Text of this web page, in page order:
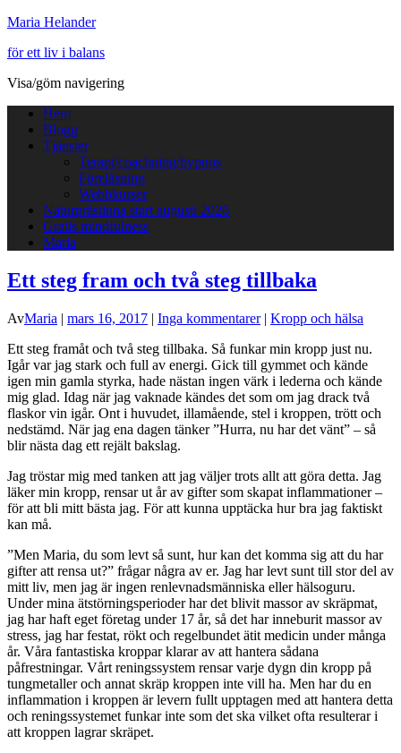
Maria Helander
för ett liv i balans
Visa/göm navigering
Hem
Blogg
Tjänster
Terapi/coachning/hypnos
Föreläsning
Webbkurser
Naturprästinna start augusti 2026
Gratis mindfulness
Maria
Ett steg fram och två steg tillbaka
AvMaria | mars 16, 2017 | Inga kommentarer| Kropp och hälsa
Ett steg framåt och två steg tillbaka. Så funkar min kropp just nu.
Igår var jag stark och full av energi. Gick till gymmet och kände
igen min gamla styrka, hade nästan ingen värk i lederna och kände
mig glad. Idag när jag vaknade kändes det som om jag drack två
flaskor vin igår. Ont i huvudet, illamående, stel i kroppen, trött och
nedstämd. När jag ena dagen tänker ”Hurra, nu har det vänt” – så
blir nästa dag ett rejält bakslag.
Jag tröstar mig med tanken att jag väljer trots allt att göra detta. Jag
läker min kropp, rensar ut år av gifter som skapat inflammationer –
för att bli mitt bästa jag. För att kunna upptäcka hur bra jag faktiskt
kan må.
”Men Maria, du som levt så sunt, hur kan det komma sig att du har
gifter att rensa ut?” frågar några av er. Jag har levt sunt till stor del av
mitt liv, men jag är ingen renlevnadsmänniska eller hälsoguru.
Under mina ätstörningsperioder har det blivit massor av skräpmat,
jag har haft eget företag under 17 år, så det har inneburit massor av
stress, jag har festat, rökt och regelbundet ätit medicin under många
år. Våra fantastiska kroppar klarar av att hantera sådana
påfrestningar. Vårt reningssystem rensar varje dygn din kropp på
tungmetaller och annat skräp kroppen inte vill ha. Men har du en
inflammation i kroppen är levern fullt upptagen med att hantera detta
och reningssystemet funkar inte som det ska vilket ofta resulterar i
att kroppen lagrar skräpet.